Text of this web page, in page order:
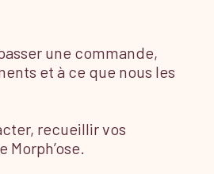
une commande,
et à ce que nous les
recueillir vos